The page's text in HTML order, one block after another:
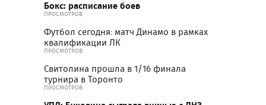
Бокс: расписание боев
ПРОСМОТРОВ
Футбол сегодня: матч Динамо в рамках
квалификации ЛК
ПРОСМОТРОВ
Свитолина прошла в 1/16 финала
турнира в Торонто
ПРОСМОТРОВ